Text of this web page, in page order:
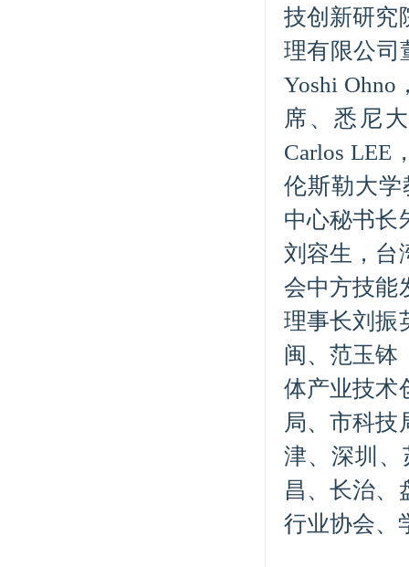
技创新研究
理有限公司
Yoshi Ohno
席、悉尼
Carlos LEE
伦斯勒大学
中心秘书长
刘容生，台
会中方技能
理事长刘振
闽、范玉钵
体产业技术
局、市科技
津、深圳
昌、长治、
行业协会、